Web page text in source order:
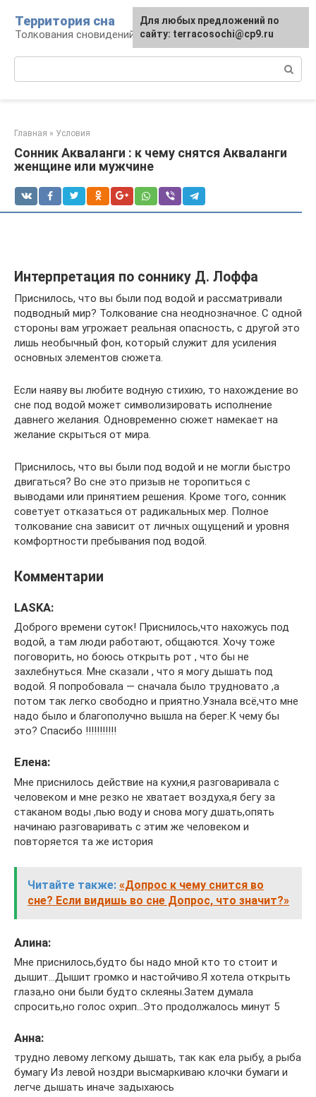
контенту
Территория сна
Толкования сновидений
Главная » Условия
Сонник Акваланги : к чему снятся Акваланги
женщине или мужчине
Интерпретация по соннику Д. Лоффа
Приснилось, что вы были под водой и рассматривали
подводный мир? Толкование сна неоднозначное. С одной
стороны вам угрожает реальная опасность, с другой это
лишь необычный фон, который служит для усиления
основных элементов сюжета.
Если наяву вы любите водную стихию, то нахождение во
сне под водой может символизировать исполнение
давнего желания. Одновременно сюжет намекает на
желание скрыться от мира.
Приснилось, что вы были под водой и не могли быстро
двигаться? Во сне это призыв не торопиться с
выводами или принятием решения. Кроме того, сонник
советует отказаться от радикальных мер. Полное
толкование сна зависит от личных ощущений и уровня
комфортности пребывания под водой.
Комментарии
LASKA:
Доброго времени суток! Приснилось,что нахожусь под
водой, а там люди работают, общаются. Хочу тоже
поговорить, но боюсь открыть рот , что бы не
захлебнуться. Мне сказали , что я могу дышать под
водой. Я попробовала — сначала было трудновато ,а
потом так легко свободно и приятно.Узнала всё,что мне
надо было и благополучно вышла на берег.К чему бы
это? Спасибо !!!!!!!!!!!
Елена:
Мне приснилось действие на кухни,я разговаривала с
человеком и мне резко не хватает воздуха,я бегу за
стаканом воды ,пью воду и снова могу дшать,опять
начинаю разговаривать с этим же человеком и
повторяется та же история
Читайте также: «Допрос к чему снится во
сне? Если видишь во сне Допрос, что значит?»
Алина:
Мне приснилось,будто бы надо мной кто то стоит и
дышит…Дышит громко и настойчиво.Я хотела открыть
глаза,но они были будто склеяны.Затем думала
спросить,но голос охрип…Это продолжалось минут 5
Анна:
трудно левому легкому дышать, так как ела рыбу, а рыба
бумагу Из левой ноздри высмаркиваю клочки бумаги и
легче дышать иначе задыхаюсь
Для любых предложений по
сайту: terracosochi@cp9.ru